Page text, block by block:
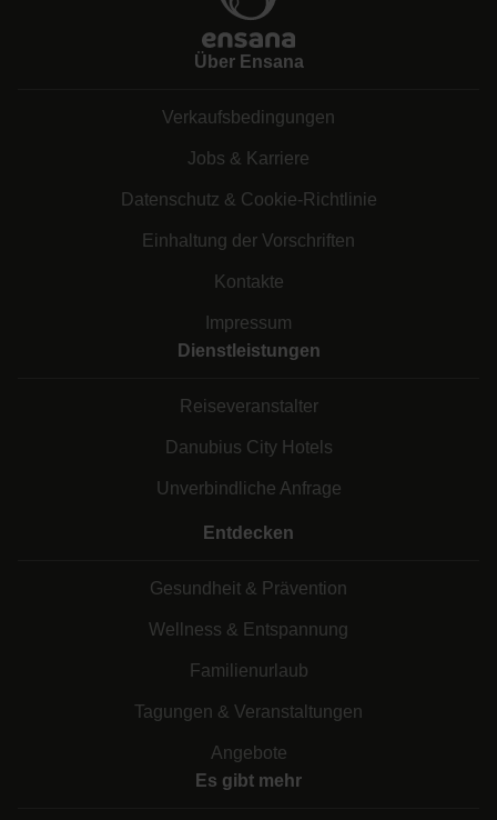
Über Ensana
Verkaufsbedingungen
Jobs & Karriere
Datenschutz & Cookie-Richtlinie
Einhaltung der Vorschriften
Kontakte
Impressum
Dienstleistungen
Reiseveranstalter
Danubius City Hotels
Unverbindliche Anfrage
Entdecken
Gesundheit & Prävention
Wellness & Entspannung
Familienurlaub
Tagungen & Veranstaltungen
Angebote
Es gibt mehr